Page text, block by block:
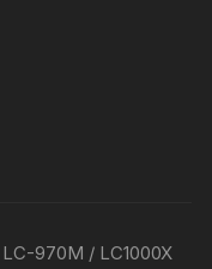
970M / LC1000X